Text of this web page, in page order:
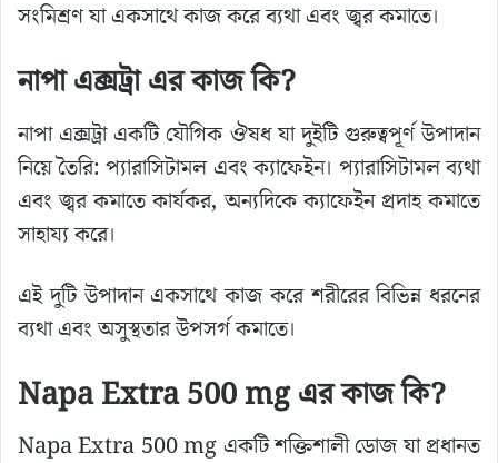
সংমিশ্রণ যা একসাথে কাজ করে ব্যথা এবং জ্বর কমাতে।
নাপা এক্সট্রা এর কাজ কি?
নাপা এক্সট্রা একটি যৌগিক ঔষধ যা দুইটি গুরুত্বপূর্ণ উপাদান
নিয়ে তৈরি: প্যারাসিটামল এবং ক্যাফেইন। প্যারাসিটামল ব্যথা
এবং জ্বর কমাতে কার্যকর, অন্যদিকে ক্যাফেইন প্রদাহ কমাতে
সাহায্য করে।
এই দুটি উপাদান একসাথে কাজ করে শরীরের বিভিন্ন ধরনের
ব্যথা এবং অসুস্থতার উপসর্গ কমাতে।
Napa Extra 500 mg এর কাজ কি?
Napa Extra 500 mg একটি শক্তিশালী ডোজ যা প্রধানত